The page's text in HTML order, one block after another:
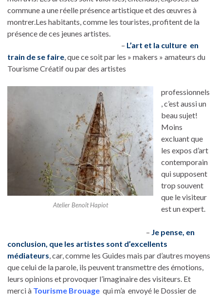
commune a une réelle présence artistique et des œuvres à
montrer.Les habitants, comme les touristes, profitent de la
présence de ces jeunes artistes.
– L’art et la culture en
train de se faire, que ce soit par les » makers » amateurs du
Tourisme Créatif ou par des artistes
Atelier Benoît Hapiot
professionnels
, c’est aussi un
beau sujet!
Moins
excluant que
les expos d’art
contemporain
qui supposent
trop souvent
que le visiteur
est un expert.
– Je pense, en
conclusion, que les artistes sont d’excellents
médiateurs, car, comme les Guides mais par d’autres moyens
que celui de la parole, ils peuvent transmettre des émotions,
leurs opinions et provoquer l’imaginaire des visiteurs. Et
merci à Tourisme Brouage qui m’a envoyé le Dossier de